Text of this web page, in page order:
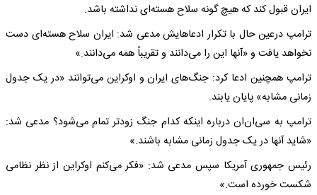
ایران قبول کند که هیچ گونه سلاح هسته‌ای نداشته باشد.
ترامپ درعین حال با تکرار ادعاهایش مدعی شد: ایران سلاح هسته‌ای دست
نخواهد یافت و «آنها این را می‌دانند و تقریباً همه می‌دانند.»
ترامپ همچنین ادعا کرد: جنگ‌های ایران و اوکراین می‌توانند «در یک جدول
زمانی مشابه» پایان یابند.
ترامپ به سی‌ان‌ان درباره اینکه کدام جنگ زودتر تمام می‌شود؟ مدعی شد:
«شاید آنها در یک جدول زمانی مشابه باشند.»
رئیس جمهوری آمریکا سپس مدعی شد: «فکر می‌کنم اوکراین از نظر نظامی
شکست خورده است.»